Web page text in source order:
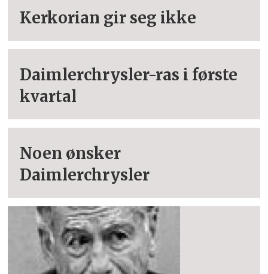
Kerkorian gir seg ikke
Daimlerchrysler-ras i første
kvartal
Noen ønsker
Daimlerchrysler